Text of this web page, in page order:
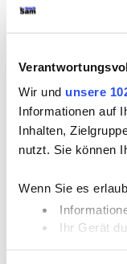
Wir und unsere
Informationen auf
Inhalten,
nutzt. Sie können
Wenn Sie es
Ihr Gerät
Erfahren Sie mehr